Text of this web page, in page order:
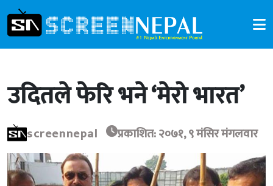
उदितले फेरि भने ‘मेरो भारत’
screennepal प्रकाशित: २०७१, ९ मंसिर मंगलवार